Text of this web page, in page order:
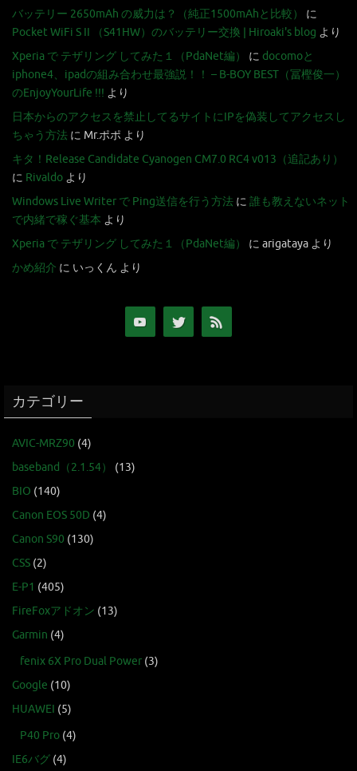
バッテリー 2650mAh の威力は？（純正1500mAhと比較）
に
Pocket WiFi S II （S41HW）のバッテリー交換 | Hiroaki's blog より
Xperia で テザリング してみた１（PdaNet編）
に docomoと
iphone4、ipadの組み合わせ最強説！！ – B-BOY BEST（冨樫俊一）
のEnjoyYourLife !!! より
日本からのアクセスを禁止してるサイトにIPを偽装してアクセスし
ちゃう方法 に Mr.ポポ より
キタ！Release Candidate Cyanogen CM7.0 RC4 v013（追記あり）
に Rivaldo より
Windows Live Writer で Ping送信を行う方法 に 誰も教えないネット
で内緒で稼ぐ基本 より
Xperia で テザリング してみた１（PdaNet編）
に arigataya より
かめ紹介 に いっくん より
カテゴリー
AVIC-MRZ90 (4)
baseband（2.1.54）
(13)
BIO (140)
Canon EOS 50D (4)
Canon S90 (130)
CSS (2)
E-P1 (405)
FireFoxアドオン (13)
Garmin (4)
fenix 6X Pro Dual Power (3)
Google (10)
HUAWEI (5)
P40 Pro (4)
IE6バグ (4)